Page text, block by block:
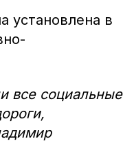
установлена в
все социальные